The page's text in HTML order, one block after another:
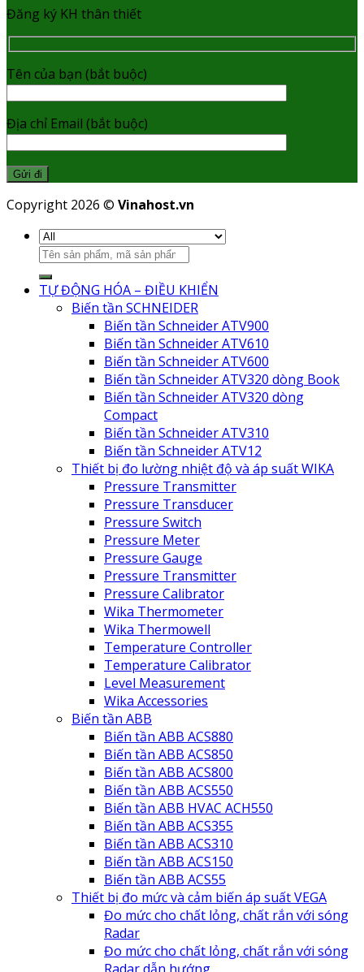
Đăng ký KH thân thiết
Tên của bạn (bắt buộc)
Địa chỉ Email (bắt buộc)
Copyright 2026 © Vinahost.vn
TỰ ĐỘNG HÓA – ĐIỀU KHIỂN
Biến tần SCHNEIDER
Biến tần Schneider ATV900
Biến tần Schneider ATV610
Biến tần Schneider ATV600
Biến tần Schneider ATV320 dòng Book
Biến tần Schneider ATV320 dòng
Compact
Biến tần Schneider ATV310
Biến tần Schneider ATV12
Thiết bị đo lường nhiệt độ và áp suất WIKA
Pressure Transmitter
Pressure Transducer
Pressure Switch
Pressure Meter
Pressure Gauge
Pressure Transmitter
Pressure Calibrator
Wika Thermometer
Wika Thermowell
Temperature Controller
Temperature Calibrator
Level Measurement
Wika Accessories
Biến tần ABB
Biến tần ABB ACS880
Biến tần ABB ACS850
Biến tần ABB ACS800
Biến tần ABB ACS550
Biến tần ABB HVAC ACH550
Biến tần ABB ACS355
Biến tần ABB ACS310
Biến tần ABB ACS150
Biến tần ABB ACS55
Thiết bị đo mức và cảm biến áp suất VEGA
Đo mức cho chất lỏng, chất rắn với sóng
Radar
Đo mức cho chất lỏng, chất rắn với sóng